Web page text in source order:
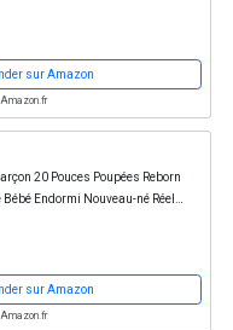
sur Amazon
Amazon.fr
20 Pouces Poupées Reborn
Endormi Nouveau-né Réel
sur Amazon
Amazon.fr